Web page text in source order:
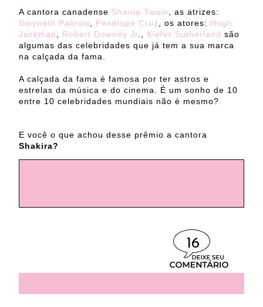
A cantora canadense Shania Twain
, as atrizes:
Gwyneth Paltrow
Penélope Cruz , os atores: Hugh
Jackman
Robert Downey Jr Kiefer Sutherland são
algumas das celebridades que já tem a sua marca
na calçada da fama.
A calçada da fama é famosa por ter astros e
estrelas da música e do cinema. É um sonho de 10
entre 10 celebridades mundiais não é mesmo?
E você o que achou desse prêmio a cantora
Shakira?
16